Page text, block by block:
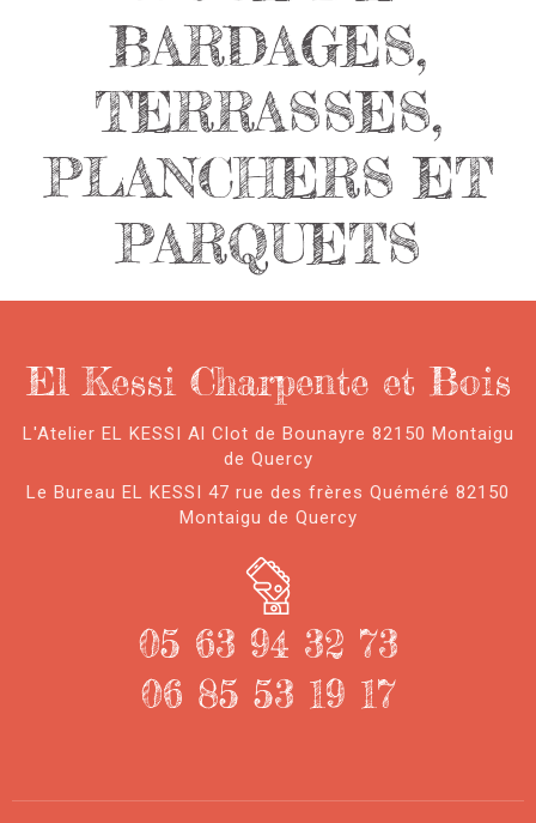
BARDAGES,
TERRASSES,
PLANCHERS ET
PARQUETS
El Kessi Charpente et Bois
L'Atelier EL KESSI Al Clot de Bounayre 82150 Montaigu
de Quercy
Le Bureau EL KESSI 47 rue des frères Quéméré 82150
Montaigu de Quercy
05 63 94 32 73
06 85 53 19 17